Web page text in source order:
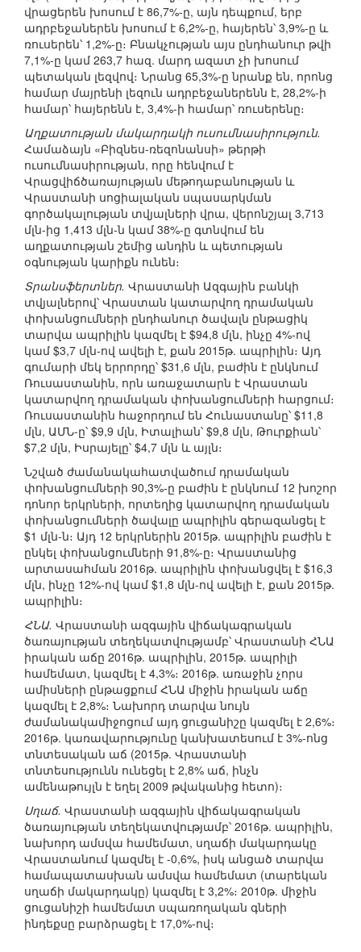
վրացերեն խոսում է 86,7%-ը, այն դեպքում, երբ
ադրբեջաներեն խոսում է 6,2%-ը, հայերեն՝ 3,9%-ը և
ռուսերեն՝ 1,2%-ը։ Բնակչության այս ընդհանուր թվի
7,1%-ը կամ 263,7 հազ. մարդ ազատ չի խոսում
պետական լեզվով։ Նրանց 65,3%-ը նրանք են, որոնց
համար մայրենի լեզուն ադրբեջաներենն է, 28,2%-ի
համար՝ հայերենն է, 3,4%-ի համար՝ ռուսերենը։
Աղքատության մակարդակի ուսումնասիրություն.
Համաձայն «Բիզնես-ռեզոնանսի» թերթի
ուսումնասիրության, որը հենվում է
Վրացվիճծառայության մեթոդաբանության և
Վրաստանի սոցիալական սպասարկման
գործակալության տվյալների վրա, վերոնշյալ 3,713
մլն-ից 1,413 մլն-ն կամ 38%-ը գտնվում են
աղքատության շեմից անդին և պետության
օգնության կարիքն ունեն։
Տրանսֆերտներ. Վրաստանի Ազգային բանկի
տվյալներով՝ Վրաստան կատարվող դրամական
փոխանցումների ընդհանուր ծավալն ընթացիկ
տարվա ապրիլին կազմել է $94,8 մլն, ինչը 4%-ով
կամ $3,7 մլն-ով ավելի է, քան 2015թ. ապրիլին։ Այդ
գումարի մեկ երրորդը՝ $31,6 մլն, բաժին է ընկնում
Ռուսաստանին, որն առաջատարն է Վրաստան
կատարվող դրամական փոխանցումների հարցում։
Ռուսաստանին հաջորդում են Հունաստանը՝ $11,8
մլն, ԱՄՆ-ը՝ $9,9 մլն, Իտալիան՝ $9,8 մլն, Թուրքիան՝
$7,2 մլն, Իսրայելը՝ $4,7 մլն և այլն։
Նշված ժամանակահատվածում դրամական
փոխանցումների 90,3%-ը բաժին է ընկնում 12 խոշոր
դոնոր երկրների, որտեղից կատարվող դրամական
փոխանցումների ծավալը ապրիլին գերազանցել է
$1 մլն-ն։ Այդ 12 երկրներին 2015թ. ապրիլին բաժին է
ընկել փոխանցումների 91,8%-ը։ Վրաստանից
արտասահման 2016թ. ապրիլին փոխանցվել է $16,3
մլն, ինչը 12%-ով կամ $1,8 մլն-ով ավելի է, քան 2015թ.
ապրիլին։
ՀՆԱ. Վրաստանի ազգային վիճակագրական
ծառայության տեղեկատվությամբ՝ Վրաստանի ՀՆԱ
իրական աճը 2016թ. ապրիլին, 2015թ. ապրիլի
համեմատ, կազմել է 4,3%։ 2016թ. առաջին չորս
ամիսների ընթացքում ՀՆԱ միջին իրական աճը
կազմել է 2,8%։ Նախորդ տարվա նույն
ժամանակամիջոցում այդ ցուցանիշը կազմել է 2,6%։
2016թ. կառավարությունը կանխատեսում է 3%-ոնց
տնտեսական աճ (2015թ. Վրաստանի
տնտեսությունն ունեցել է 2,8% աճ, ինչն
ամենաթույլն է եղել 2009 թվականից հետո)։
Սղաճ. Վրաստանի ազգային վիճակագրական
ծառայության տեղեկատվությամբ՝ 2016թ. ապրիլին,
նախորդ ամսվա համեմատ, սղաճի մակարդակը
Վրաստանում կազմել է -0,6%, իսկ անցած տարվա
համապատասխան ամսվա համեմատ (տարեկան
սղաճի մակարդակը) կազմել է 3,2%։ 2010թ. միջին
ցուցանիշի համեմատ սպառողական գների
ինդեքսը բարձրացել է 17,0%-ով։